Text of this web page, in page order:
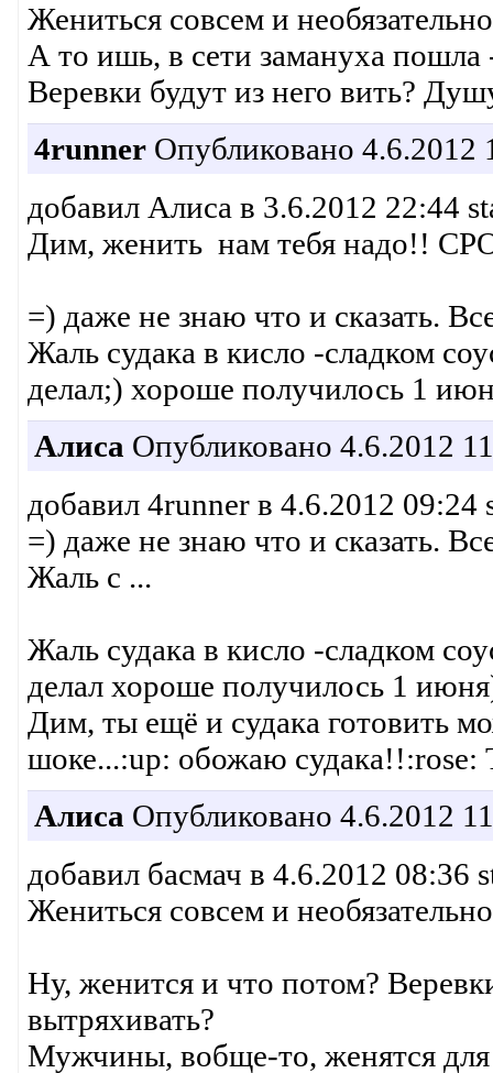
Жениться совсем и
А то ишь, в сети замануха
Веревки будут из него вить?
4runnerОпубликовано 4.6.2012
добавил Алиса в 3.6.2012 22:44
Дим, женить нам тебя надо!!
=) даже не знаю что и сказать.
Жаль судака в кисло -сладком
делал;) хороше получилось 1
Алиса Опубликовано 4.6.2012
добавил 4runner в 4.6.2012
=) даже не знаю что и сказать.
Жаль с ...
Жаль судака в кисло -сладком
делал хороше получилось 1
Дим, ты ещё и судака готовить
шоке...:up: обожаю
Алиса Опубликовано 4.6.2012
добавил басмач в 4.6.2012 08:36
Жениться совсем и
Ну, женится и что потом?
вытряхивать?
Мужчины, вобще-то, женятся